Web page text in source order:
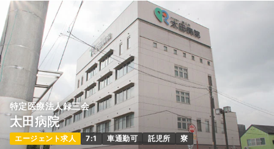
特定医療法人録三会
太田病院
エージェント求人 7:1 車通勤可 託児所 寮